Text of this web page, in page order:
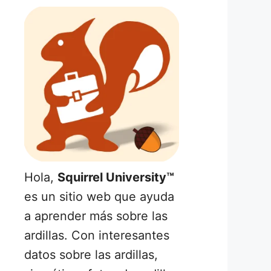
Hola, Squirrel University™
es un sitio web que ayuda
a aprender más sobre las
ardillas. Con interesantes
datos sobre las ardillas,